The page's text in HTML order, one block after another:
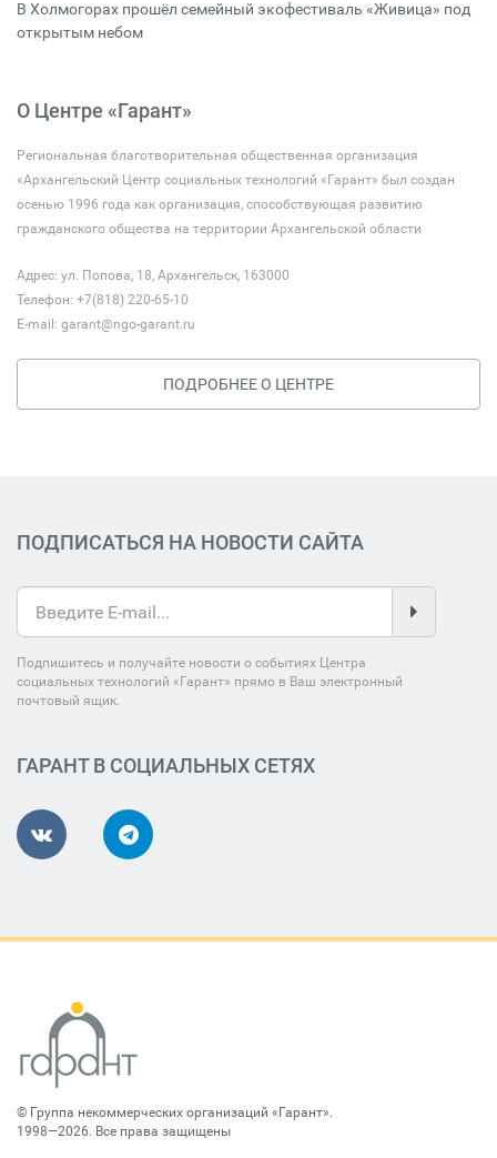
В Холмогорах прошёл семейный экофестиваль «Живица» под
открытым небом
О Центре «Гарант»
Региональная благотворительная общественная организация
«Архангельский Центр социальных технологий «Гарант» был создан
осенью 1996 года как организация, способствующая развитию
гражданского общества на территории Архангельской области
Адрес: ул. Попова, 18, Архангельск, 163000
Телефон: +7(818) 220-65-10
E-mail: garant@ngo-garant.ru
ПОДРОБНЕЕ О ЦЕНТРЕ
ПОДПИСАТЬСЯ НА НОВОСТИ САЙТА
Подпишитесь и получайте новости о событиях Центра
социальных технологий «Гарант» прямо в Ваш электронный
почтовый ящик.
ГАРАНТ В СОЦИАЛЬНЫХ СЕТЯХ
© Группа некоммерческих организаций «Гарант».
1998—2026. Все права защищены